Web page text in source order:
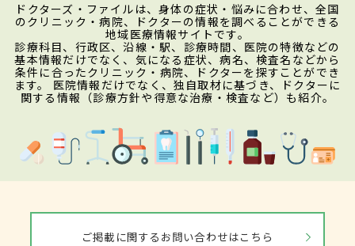
ドクターズ・ファイルは、身体の症状・悩みに合わせ、全国
のクリニック・病院、ドクターの情報を調べることができる
地域医療情報サイトです。
診療科目、行政区、沿線・駅、診療時間、医院の特徴などの
基本情報だけでなく、気になる症状、病名、検査名などから
条件に合ったクリニック・病院、ドクターを探すことができ
ます。 医院情報だけでなく、独自取材に基づき、ドクターに
関する情報（診療方針や得意な治療・検査など）も紹介。
ご掲載に関するお問い合わせはこちら